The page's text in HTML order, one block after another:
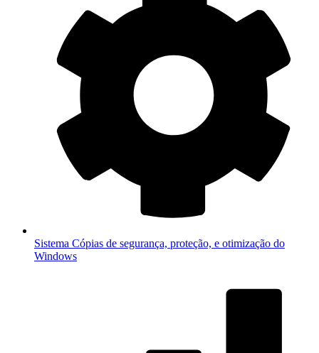
Sistema Cópias de segurança, proteção, e otimização do
Windows